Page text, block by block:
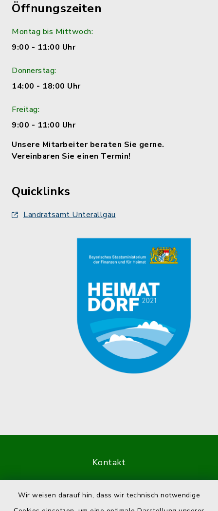
Wir weisen darauf hin, dass wir technisch notwendige
Öffnungszeiten
Montag bis Mittwoch:
9:00 - 11:00 Uhr
Donnerstag:
14:00 - 18:00 Uhr
Freitag:
9:00 - 11:00 Uhr
Unsere Mitarbeiter beraten Sie gerne.
Vereinbaren Sie einen Termin!
Quicklinks
Landratsamt Unterallgäu
Kontakt